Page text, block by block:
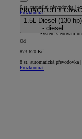
PROACE CITY
5D - CrewCab Long
+
Systém sledování
6 st. manuální převodovka |
Prozkoumat
1.5L Diesel (130 hp)
- diesel
Od
873 620 Kč
8 st. automatická převodovka
Prozkoumat